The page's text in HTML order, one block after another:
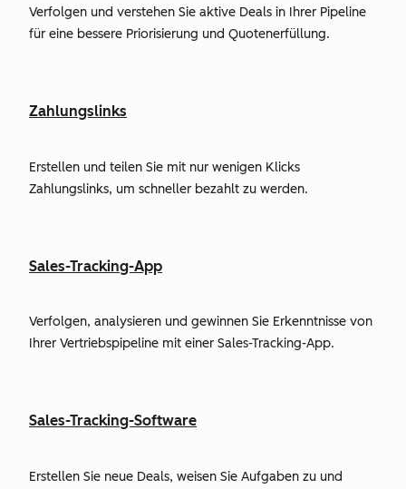
Verfolgen und verstehen Sie aktive Deals in Ihrer Pipeline
für eine bessere Priorisierung und Quotenerfüllung.
Zahlungslinks
Erstellen und teilen Sie mit nur wenigen Klicks
Zahlungslinks, um schneller bezahlt zu werden.
Sales-Tracking-App
Verfolgen, analysieren und gewinnen Sie Erkenntnisse von
Ihrer Vertriebspipeline mit einer Sales-Tracking-App.
Sales-Tracking-Software
Erstellen Sie neue Deals, weisen Sie Aufgaben zu und